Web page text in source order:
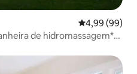
4,99 de uma
4,99 (99)
de hidromassagem*